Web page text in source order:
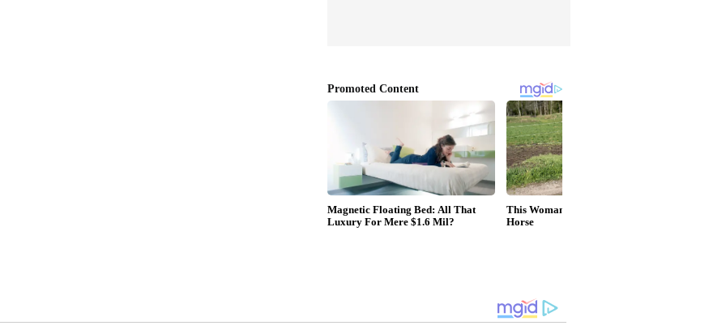
ക്രിക്കറ്റര്‍ ലിറ്റണ്‍ ദാസിന്‍റെ വീടിന്